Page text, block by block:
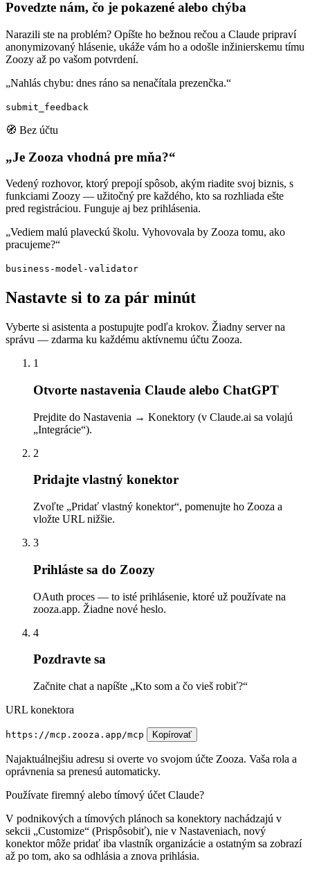
Povedzte nám, čo je pokazené alebo chýba
Narazili ste na problém? Opíšte ho bežnou rečou a Claude pripraví
anonymizovaný hlásenie, ukáže vám ho a odošle inžinierskemu tímu
Zoozy až po vašom potvrdení.
„Nahlás chybu: dnes ráno sa nenačítala prezenčka.“
submit_feedback
🧭 Bez účtu
„Je Zooza vhodná pre mňa?“
Vedený rozhovor, ktorý prepojí spôsob, akým riadite svoj biznis, s
funkciami Zoozy — užitočný pre každého, kto sa rozhliada ešte
pred registráciou. Funguje aj bez prihlásenia.
„Vediem malú plaveckú školu. Vyhovovala by Zooza tomu, ako
pracujeme?“
business-model-validator
Nastavte si to za pár minút
Vyberte si asistenta a postupujte podľa krokov. Žiadny server na
správu — zdarma ku každému aktívnemu účtu Zooza.
1
Otvorte nastavenia Claude alebo ChatGPT
Prejdite do Nastavenia → Konektory (v Claude.ai sa volajú
„Integrácie“).
2
Pridajte vlastný konektor
Zvoľte „Pridať vlastný konektor“, pomenujte ho Zooza a
vložte URL nižšie.
3
Prihláste sa do Zoozy
OAuth proces — to isté prihlásenie, ktoré už používate na
zooza.app. Žiadne nové heslo.
4
Pozdravte sa
Začnite chat a napíšte „Kto som a čo vieš robiť?“
URL konektora
https://mcp.zooza.app/mcp Kopírovať
Najaktuálnejšiu adresu si overte vo svojom účte Zooza. Vaša rola a
oprávnenia sa prenesú automaticky.
Používate firemný alebo tímový účet Claude?
V podnikových a tímových plánoch sa konektory nachádzajú v
sekcii „Customize“ (Prispôsobiť), nie v Nastaveniach, nový
konektor môže pridať iba vlastník organizácie a ostatným sa zobrazí
až po tom, ako sa odhlásia a znova prihlásia.